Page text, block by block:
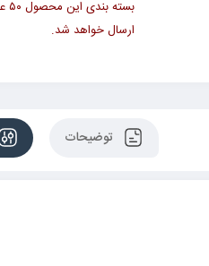
ارسال خواهد شد.
توضیحات